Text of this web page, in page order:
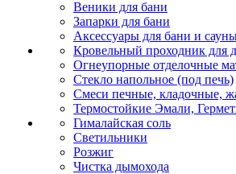
Веники для бани
Запарки для бани
Аксессуары для бани и
Кровельный проходник для
Огнеупорные отделочные
Стекло напольное (под печь)
Смеси печные, кладочные,
Термостойкие Эмали,
Гималайская соль
Светильники
Розжиг
Чистка дымохода